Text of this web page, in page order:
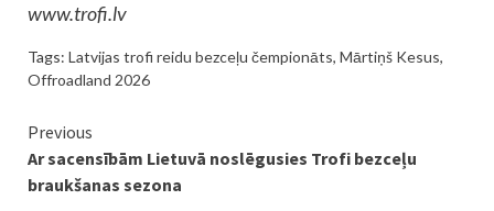
www.trofi.lv
Tags: Latvijas trofi reidu bezceļu čempionāts, Mārtiņš Kesus,
Offroadland 2026
Continue
Reading
Previous
Ar sacensībām Lietuvā noslēgusies Trofi bezceļu
braukšanas sezona